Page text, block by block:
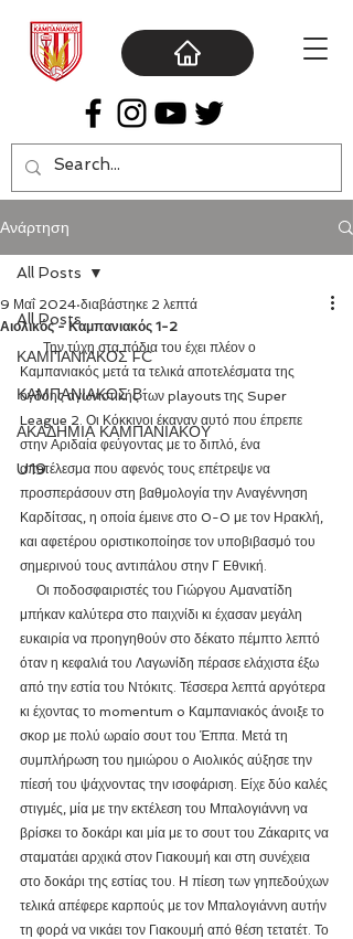
Ανάρτηση
All Posts
ΚΑΜΠΑΝΙΑΚΟΣ FC
ΚΑΜΠΑΝΙΑΚΟΣ Β΄
ΑΚΑΔΗΜΙΑ ΚΑΜΠΑΝΙΑΚΟΥ
U19
All Posts
Αιολικός - Καμπανιακός 1-2
9 Μαΐ 2024 διαβάστηκε 2 λεπτά
       Την τύχη στα πόδια του έχει πλέον ο
Καμπανιακός μετά τα τελικά αποτελέσματα της
όγδοης αγωνιστικής των playouts της Super
League 2. Οι Κόκκινοι έκαναν αυτό που έπρεπε
στην Αριδαία φεύγοντας με το διπλό, ένα
αποτέλεσμα που αφενός τους επέτρεψε να
προσπεράσουν στη βαθμολογία την Αναγέννηση
Καρδίτσας, η οποία έμεινε στο 0-0 με τον Ηρακλή,
και αφετέρου οριστικοποίησε τον υποβιβασμό του
σημερινού τους αντιπάλου στην Γ Εθνική.
μπήκαν καλύτερα στο παιχνίδι κι έχασαν μεγάλη
ευκαιρία να προηγηθούν στο δέκατο πέμπτο λεπτό
όταν η κεφαλιά του Λαγωνίδη πέρασε ελάχιστα έξω
από την εστία του Ντόκιτς. Τέσσερα λεπτά αργότερα
κι έχοντας το momentum o Καμπανιακός άνοιξε το
σκορ με πολύ ωραίο σουτ του Έππα. Μετά τη
συμπλήρωση του ημιώρου ο Αιολικός αύξησε την
πίεσή του ψάχνοντας την ισοφάριση. Είχε δύο καλές
στιγμές, μία με την εκτέλεση του Μπαλογιάννη να
βρίσκει το δοκάρι και μία με το σουτ του Ζάκαριτς να
σταματάει αρχικά στον Γιακουμή και στη συνέχεια
στο δοκάρι της εστίας του. Η πίεση των γηπεδούχων
τελικά απέφερε καρπούς με τον Μπαλογιάννη αυτήν
τη φορά να νικάει τον Γιακουμή από θέση τετατέτ. Το